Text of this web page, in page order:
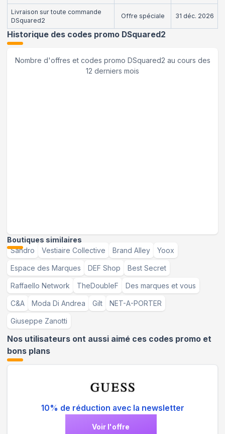
Livraison sur toute commande
DSquared2
Offre spéciale 31 déc. 2026
Historique des codes promo DSquared2
Nombre d'offres et codes promo DSquared2 au cours des
12 derniers mois
Boutiques similaires
Sandro
Vestiaire Collective Brand Alley Yoox
Espace des Marques DEF Shop Best Secret
Raffaello Network TheDoubleF Des marques et vous
C&A Moda Di Andrea Gilt NET-A-PORTER
Giuseppe Zanotti
Nos utilisateurs ont aussi aimé ces codes promo et
bons plans
10% de réduction avec la newsletter
Voir l'offre